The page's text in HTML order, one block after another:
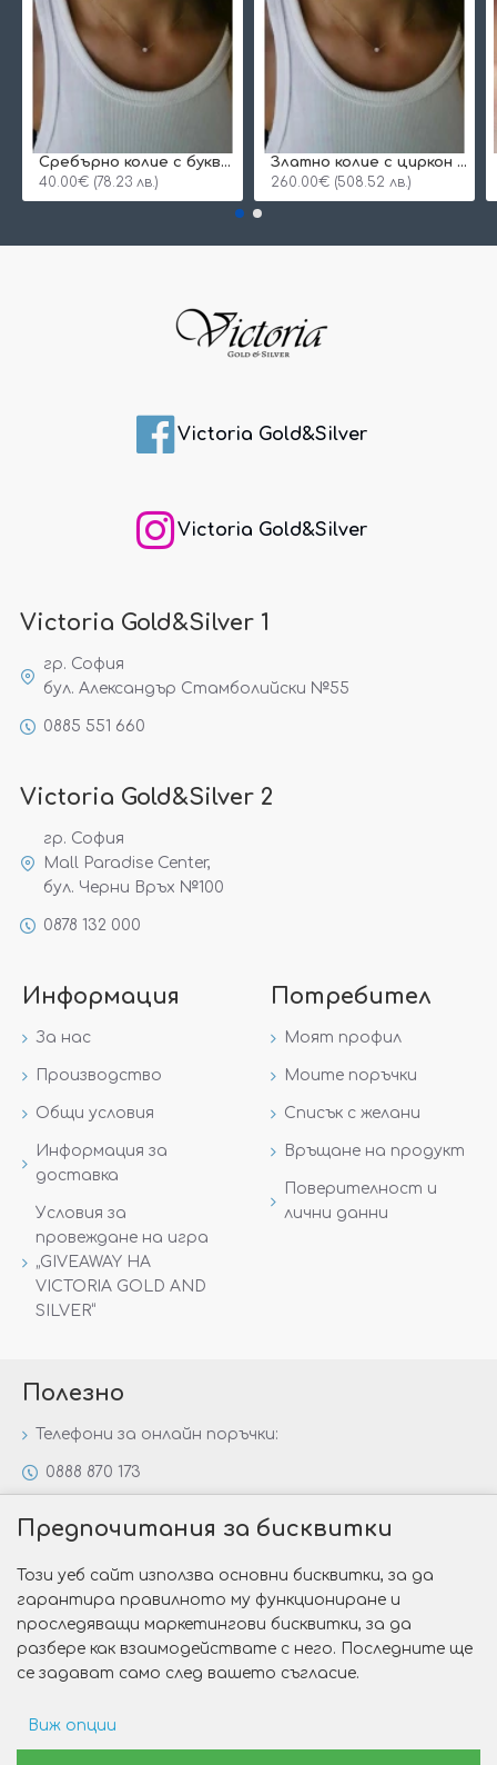
Сребърнo колие с буква и едно камъче
40.00€ (78.23 лв.)
Златно колие с циркон и буква по избор
260.00€ (508.52 лв.)
Victoria Gold&Silver
Victoria Gold&Silver
Victoria Gold&Silver 1
гр. София
бул. Александър Стамболийски №55
0885 551 660
Victoria Gold&Silver 2
гр. София
Mall Paradise Center,
бул. Черни Връх №100
0878 132 000
Информация
За нас
Производство
Общи условия
Информация за
доставка
Условия за
провеждане на игра
„GIVEAWAY НА
VICTORIA GOLD AND
SILVER“
Потребител
Моят профил
Моите поръчки
Списък с желани
Връщане на продукт
Поверителност и
лични данни
Полезно
Телефони за онлайн поръчки:
0888 870 173
Специални предложения
Защо да изберете Victoria Gold&Silver?
Как да изберем годежен пръстен?
Предпочитания за бисквитки
Този уеб сайт използва основни бисквитки, за да
гарантира правилното му функциониране и
проследяващи маркетингови бисквитки, за да
разбере как взаимодействате с него. Последните ще
се задават само след вашето съгласие.
Виж опции